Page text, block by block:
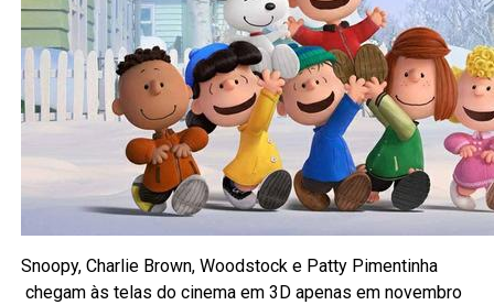
Snoopy, Charlie Brown, Woodstock e Patty Pimentinha
chegam às telas do cinema em 3D apenas em novembro